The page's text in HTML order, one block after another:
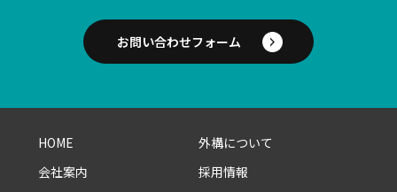
お問い合わせフォーム
HOME
会社案内
外構について
採用情報